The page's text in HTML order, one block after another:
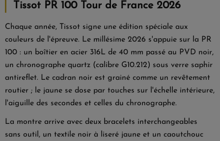
Tissot PR 100 Tour de France 2026
Chaque année, Tissot signe une édition spéciale aux
couleurs de l'épreuve. Le millésime 2026 s'appuie sur la PR
100 : un boîtier en acier 316L de 40 mm passé au PVD noir,
un chronographe quartz (calibre G10.212) sous verre saphir
antireflet. Le cadran noir est grainé comme un revêtement
routier ; le jaune se dose par touches sur l'échelle intérieure,
l'aiguille des secondes et celles du chronographe.
La montre arrive avec deux bracelets interchangeables
sans outil, un textile noir à liseré jaune et un caoutchouc